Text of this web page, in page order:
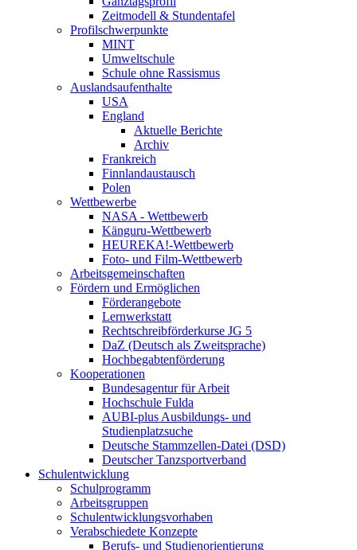
Zeitmodell & Stundentafel
Profilschwerpunkte
MINT
Umweltschule
Schule ohne Rassismus
Auslandsaufenthalte
USA
England
Aktuelle Berichte
Archiv
Frankreich
Finnlandaustausch
Polen
Wettbewerbe
NASA - Wettbewerb
Känguru-Wettbewerb
HEUREKA!-Wettbewerb
Foto- und Film-Wettbewerb
Arbeitsgemeinschaften
Fördern und Ermöglichen
Förderangebote
Lernwerkstatt
Rechtschreibförderkurse JG 5
DaZ (Deutsch als Zweitsprache)
Hochbegabtenförderung
Kooperationen
Bundesagentur für Arbeit
Hochschule Fulda
AUBI-plus Ausbildungs- und
Studienplatzsuche
Deutsche Stammzellen-Datei (DSD)
Deutscher Tanzsportverband
Schulentwicklung
Schulprogramm
Arbeitsgruppen
Schulentwicklungsvorhaben
Verabschiedete Konzepte
Berufs- und Studienorientierung